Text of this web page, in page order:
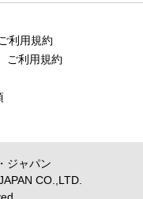
利用規約
ご利用規約
ジャパン
CO.,LTD.